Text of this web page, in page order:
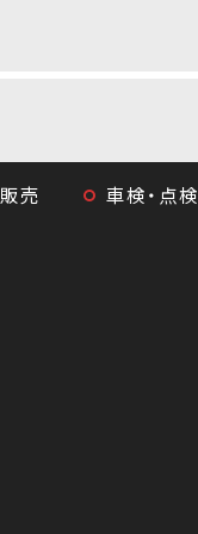
売 車検・点検